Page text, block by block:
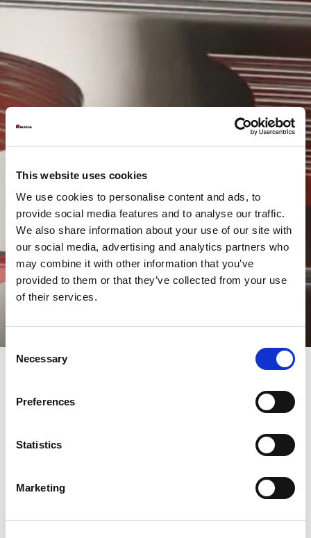
This website uses cookies
We use cookies to personalise content and ads, to
provide social media features and to analyse our traffic.
We also share information about your use of our site with
our social media, advertising and analytics partners who
may combine it with other information that you’ve
provided to them or that they’ve collected from your use
of their services.
Consent
Selection
Necessary
Preferences
Statistics
Marketing
Possibilités infinies : systèmes
presses plieuses automatisées